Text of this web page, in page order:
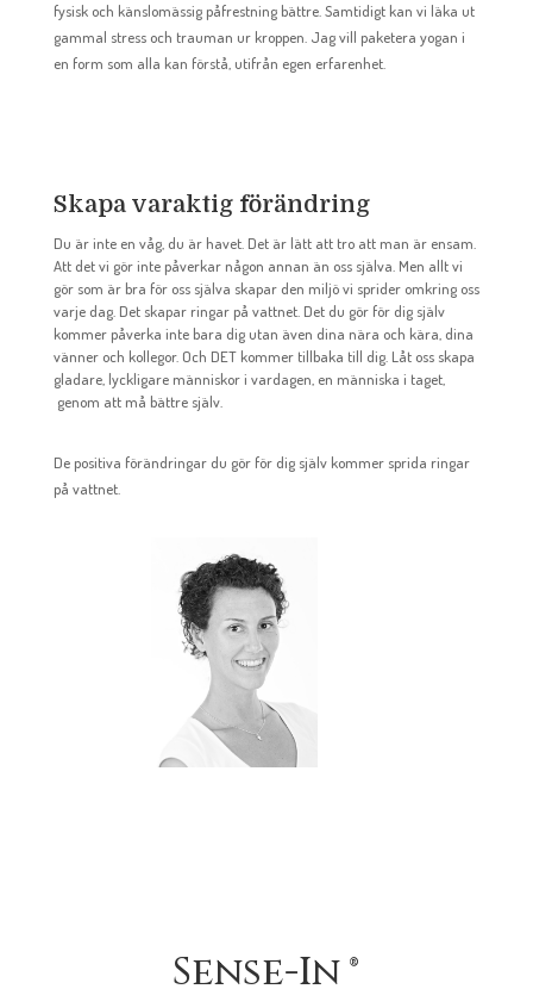
fysisk och känslomässig påfrestning bättre. Samtidigt kan vi läka ut
gammal stress och trauman ur kroppen. Jag vill paketera yogan i
en form som alla kan förstå, utifrån egen erfarenhet.
Skapa varaktig förändring
Du är inte en våg, du är havet. Det är lätt att tro att man är ensam.
Att det vi gör inte påverkar någon annan än oss själva. Men allt vi
gör som är bra för oss själva skapar den miljö vi sprider omkring oss
varje dag. Det skapar ringar på vattnet. Det du gör för dig själv
kommer påverka inte bara dig utan även dina nära och kära, dina
vänner och kollegor. Och DET kommer tillbaka till dig. Låt oss skapa
gladare, lyckligare människor i vardagen, en människa i taget,
genom att må bättre själv.
De positiva förändringar du gör för dig själv kommer sprida ringar
på vattnet.
Sense-In ®